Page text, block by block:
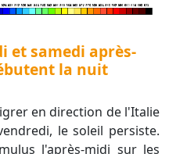
et samedi après-
la nuit
le soleil persiste.
l'après-midi sur les